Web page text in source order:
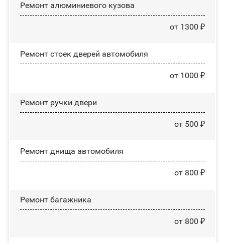
Ремонт алюминиевого кузова
от 1300 ₽
Ремонт стоек дверей автомобиля
от 1000 ₽
Ремонт ручки двери
от 500 ₽
Ремонт днища автомобиля
от 800 ₽
Ремонт багажника
от 800 ₽